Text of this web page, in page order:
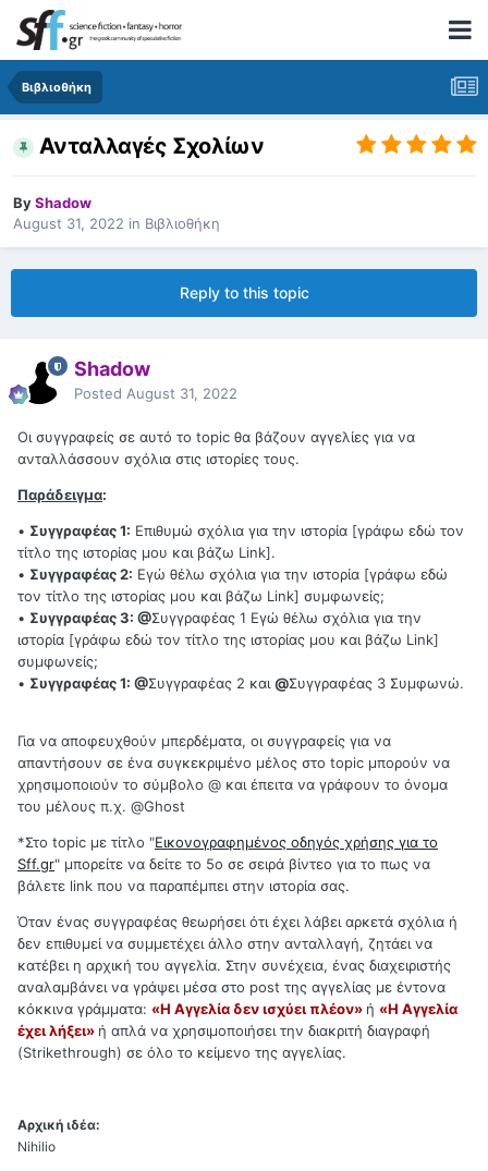
Βιβλιοθήκη
Ανταλλαγές Σχολίων
ByShadow
August 31, 2022 in Βιβλιοθήκη
Reply to this topic
Shadow
Posted August 31, 2022
Οι συγγραφείς σε αυτό το topic θα βάζουν αγγελίες για να
ανταλλάσσουν σχόλια στις ιστορίες τους.
Παράδειγμα:
• Συγγραφέας 1: Επιθυμώ σχόλια για την ιστορία [γράφω εδώ τον
τίτλο της ιστορίας μου και βάζω Link].
• Συγγραφέας 2: Εγώ θέλω σχόλια για την ιστορία [γράφω εδώ
τον τίτλο της ιστορίας μου και βάζω Link] συμφωνείς;
• Συγγραφέας 3: @Συγγραφέας 1 Εγώ θέλω σχόλια για την
ιστορία [γράφω εδώ τον τίτλο της ιστορίας μου και βάζω Link]
συμφωνείς;
• Συγγραφέας 1: @Συγγραφέας 2 και@Συγγραφέας 3 Συμφωνώ.
Για να αποφευχθούν μπερδέματα, οι συγγραφείς για να
απαντήσουν σε ένα συγκεκριμένο μέλος στο topic μπορούν να
χρησιμοποιούν το σύμβολο @ και έπειτα να γράφουν το όνομα
του μέλους π.χ. @Ghost
*Στο topic με τίτλο "Εικονογραφημένος οδηγός χρήσης για το
Sff.gr" μπορείτε να δείτε το 5ο σε σειρά βίντεο για το πως να
βάλετε link που να παραπέμπει στην ιστορία σας.
Όταν ένας συγγραφέας θεωρήσει ότι έχει λάβει αρκετά σχόλια ή
δεν επιθυμεί να συμμετέχει άλλο στην ανταλλαγή, ζητάει να
κατέβει η αρχική του αγγελία. Στην συνέχεια, ένας διαχειριστής
αναλαμβάνει να γράψει μέσα στο post της αγγελίας με έντονα
κόκκινα γράμματα: «Η Αγγελία δεν ισχύει πλέον» ή «Η Αγγελία
έχει λήξει» ή απλά να χρησιμοποιήσει την διακριτή διαγραφή
(Strikethrough) σε όλο το κείμενο της αγγελίας.
Αρχική ιδέα:
Nihilio